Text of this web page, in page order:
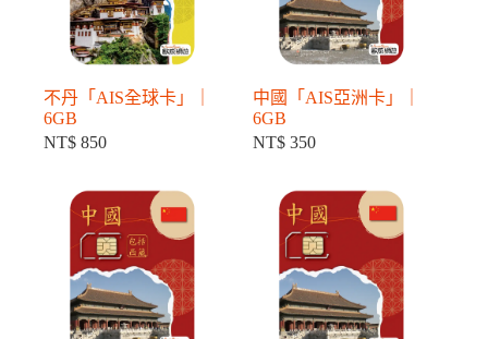
不丹「AIS全球卡」｜
6GB
NT$ 850
中國「AIS亞洲卡」｜
6GB
NT$ 350